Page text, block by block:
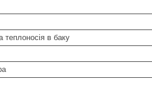
в баку